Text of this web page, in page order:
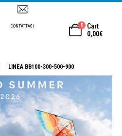
CONTATTACI 0
Cart
0,00€
LINEA BB100-300-500-900